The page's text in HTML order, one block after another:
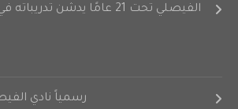
الفيصلي تحت 21 عامًا يدشن
رسمياً نادي